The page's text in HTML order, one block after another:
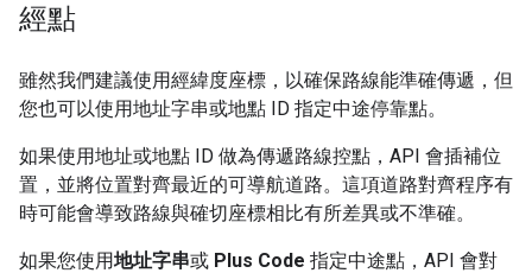
經點
雖然我們建議使用經緯度座標，以確保路線能準確傳遞，但
您也可以使用地址字串或地點 ID 指定中途停靠點。
如果使用地址或地點 ID 做為傳遞路線控點，API 會插補位
置，並將位置對齊最近的可導航道路。這項道路對齊程序有
時可能會導致路線與確切座標相比有所差異或不準確。
如果您使用地址字串或 Plus Code 指定中途點，API 會對